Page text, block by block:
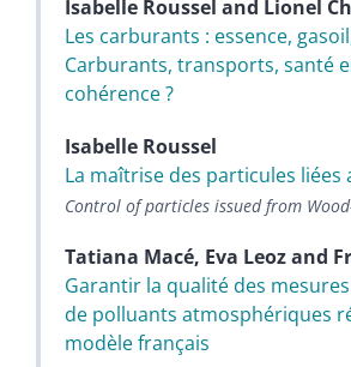
Isabelle Roussel and Lionel
Les carburants : essence,
Carburants, transports, santé
cohérence ?
Isabelle Roussel
La maîtrise des particules liées
Control of particles issued from
Tatiana Macé, Eva Leozand
Garantir la qualité des
de polluants atmosphériques
modèle français